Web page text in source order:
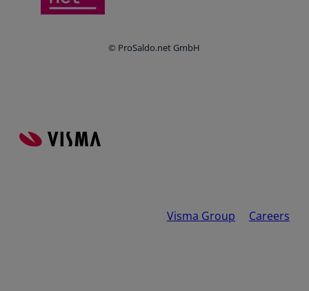
© ProSaldo.net GmbH
Visma Group Careers